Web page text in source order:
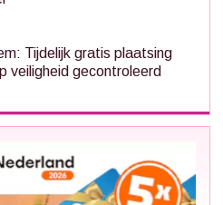
Tijdelijk gratis plaatsing
veiligheid gecontroleerd